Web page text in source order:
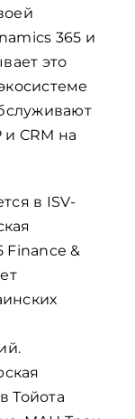
365 и
это
CRM на
в ISV-
Finance &
Тойота